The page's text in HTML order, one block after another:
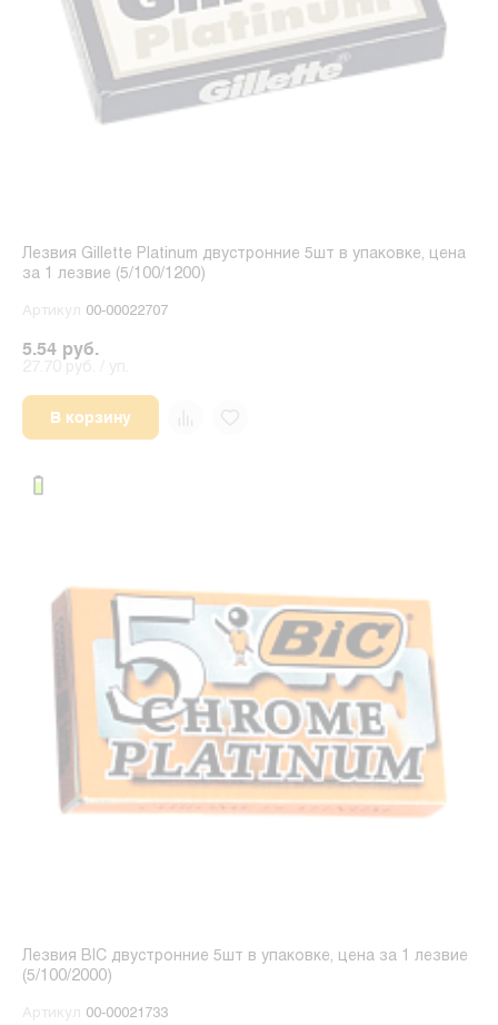
Лезвия Gillette Platinum двустронние 5шт в упаковке, цена
за 1 лезвие (5/100/1200)
Артикул 00-00022707
5.54 руб.
В корзину
Лезвия BIC двустронние 5шт в упаковке, цена за 1 лезвие
(5/100/2000)
Артикул 00-00021733